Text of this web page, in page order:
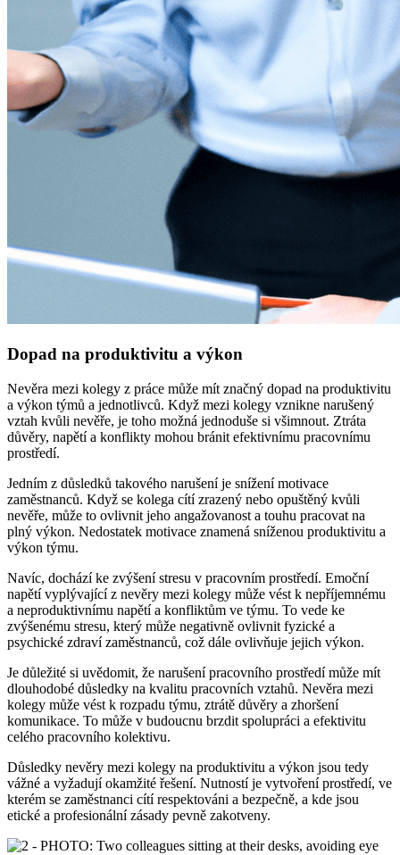
Dopad na produktivitu a výkon
Nevěra mezi kolegy z práce může mít značný dopad na produktivitu
a výkon týmů a jednotlivců. Když mezi kolegy vznikne narušený
vztah kvůli nevěře, je toho možná jednoduše si všimnout. Ztráta
důvěry, napětí a konflikty mohou bránit efektivnímu pracovnímu
prostředí.
Jedním z důsledků takového narušení je snížení motivace
zaměstnanců. Když se kolega cítí zrazený nebo opuštěný kvůli
nevěře, může to ovlivnit jeho angažovanost a touhu pracovat na
plný výkon. Nedostatek motivace znamená sníženou produktivitu a
výkon týmu.
Navíc, dochází ke zvýšení stresu v pracovním prostředí. Emoční
napětí vyplývající z nevěry mezi kolegy může vést k nepříjemnému
a neproduktivnímu napětí a konfliktům ve týmu. To vede ke
zvýšenému stresu, který může negativně ovlivnit fyzické a
psychické zdraví zaměstnanců, což dále ovlivňuje jejich výkon.
Je důležité si uvědomit, že narušení pracovního prostředí může mít
dlouhodobé důsledky na kvalitu pracovních vztahů. Nevěra mezi
kolegy může vést k rozpadu týmu, ztrátě důvěry a zhoršení
komunikace. To může v budoucnu brzdit spolupráci a efektivitu
celého pracovního kolektivu.
Důsledky nevěry mezi kolegy na produktivitu a výkon jsou tedy
vážné a vyžadují okamžité řešení. Nutností je vytvoření prostředí, ve
kterém se zaměstnanci cítí respektováni a bezpečně, a kde jsou
etické a profesionální zásady pevně zakotveny.